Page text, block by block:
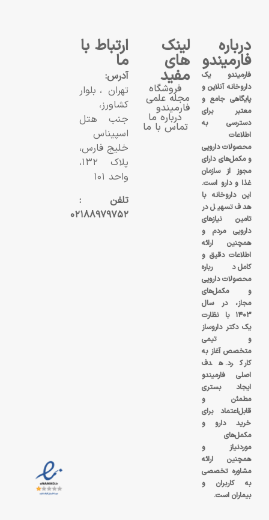
درباره
فارمیندو
فارمیندو یک
داروخانه آنلاین و
پایگاهی جامع و
معتبر برای
دسترسی به
اطلاعات
محصولات دارویی
و مکمل‌های دارای
مجوز از سازمان
غذا و دارو است.
این داروخانه با
هدف تسهیل در
تامین نیازهای
دارویی مردم و
همچنین ارائه
اطلاعات دقیق و
کامل درباره
محصولات دارویی
و مکمل‌های
مجاز، در سال
۱۴۰۳ با نظارت
یک دکتر داروساز
و تیمی
متخصص آغاز به
کار کرد. هدف
اصلی فارمیندو
ایجاد بستری
مطمئن و
قابل‌اعتماد برای
خرید دارو و
مکمل‌های
موردنیاز و
همچنین ارائه
مشاوره تخصصی
به کاربران و
بیماران است.
لینک
های
مفید
فروشگاه
مجله علمی
فارمیندو
درباره ما
تماس با ما
ارتباط با
ما
آدرس:
تهران، بلوار
کشاورز،
جنب هتل
اسپیناس
خلیج فارس،
پلاک ۱۳۲،
واحد ۱۰۱
تلفن :
۰۲۱۸۸۹۷۹۷۵۲